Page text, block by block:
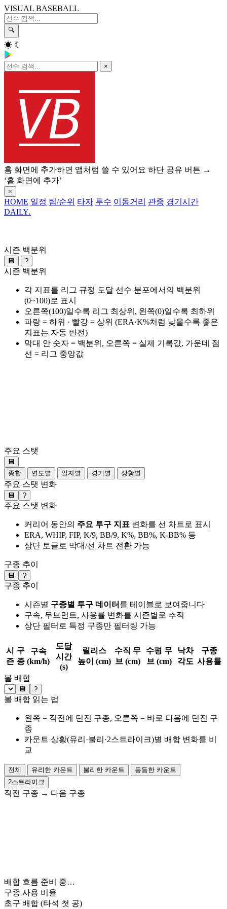
VISUAL BASEBALL
🔍
☀ ☾
×
홈 화면에 추가하면 앱처럼 쓸 수 있어요 하단 공유 버튼 →
‘홈 화면에 추가’
×
HOME 일정 팀/순위 타자 투수 이동거리 관중 경기시간
DAILY.
시즌 백분위
💾 ?
시즌 백분위
각 지표를 리그 규정 도달 선수 분포에서의 백분위
(0~100)로 표시
오른쪽(100)일수록 리그 최상위, 왼쪽(0)일수록 최하위
파랑 = 하위 · 빨강 = 상위 (ERA·K%처럼 낮을수록 좋은
지표는 자동 반전)
막대 안 숫자 = 백분위, 오른쪽 = 실제 기록값, 가운데 점
선 = 리그 중앙값
주요 스탯
💾
종합
연도별 일자별 경기별 상황별
주요 스탯 변화
💾 ?
주요 스탯 변화
커리어 동안의 주요 투구 지표 변화를 선 차트로 표시
ERA, WHIP, FIP, K/9, BB/9, K%, BB%, K-BB% 등
상단 토글로 막대/선 차트 전환 가능
구종 추이
💾 ?
구종 추이
시즌별 구종별 투구 데이터 를 테이블로 보여줍니다
구속, 무브먼트, 사용률 변화를 시즌별로 추적
상단 필터로 특정 구종만 필터링 가능
시
즌
구
종
구속
(km/h)
도달
시간
(s)
릴리스
높이 (cm)
수직 무
브 (cm)
수평 무
브 (cm)
낙차
각도
구종
사용률
볼 배합
💾 ?
볼 배합 읽는 법
왼쪽 = 직전에 던진 구종, 오른쪽 = 바로 다음에 던진 구
종
카운트 상황(유리·불리·2스트라이크)별 배합 변화를 비
교
전체 유리한 카운트 불리한 카운트
동등한 카운트
2스트라이크
직전 구종 → 다음 구종
배합 흐름 준비 중…
구종 사용 비율
초구 배합 (타석 첫 공)